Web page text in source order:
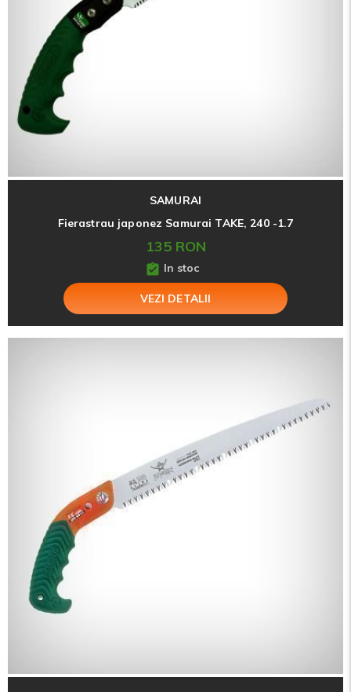
SAMURAI
Fierastrau japonez Samurai TAKE, 240 -1.7
135 RON
In stoc
VEZI DETALII